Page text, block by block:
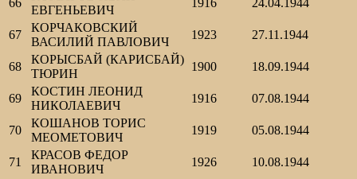
66
ЕВГЕНЬЕВИЧ
1916 24.04.1944
67
КОРЧАКОВСКИЙ
ВАСИЛИЙ ПАВЛОВИЧ
1923 27.11.1944
68
КОРЫСБАЙ (КАРИСБАЙ)
ТЮРИН
1900 18.09.1944
69
КОСТИН ЛЕОНИД
НИКОЛАЕВИЧ
1916 07.08.1944
70
КОШАНОВ ТОРИС
МЕОМЕТОВИЧ
1919 05.08.1944
71
КРАСОВ ФЕДОР
ИВАНОВИЧ
1926 10.08.1944